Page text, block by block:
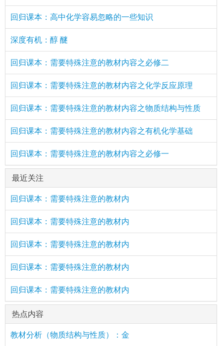
回归课本：高中化学容易忽略的一些知识
深度有机：醇 醚
回归课本：需要特殊注意的教材内容之必修二
回归课本：需要特殊注意的教材内容之化学反应原理
回归课本：需要特殊注意的教材内容之物质结构与性质
回归课本：需要特殊注意的教材内容之有机化学基础
回归课本：需要特殊注意的教材内容之必修一
最近关注
回归课本：需要特殊注意的教材内
回归课本：需要特殊注意的教材内
回归课本：需要特殊注意的教材内
回归课本：需要特殊注意的教材内
回归课本：需要特殊注意的教材内
热点内容
教材分析（物质结构与性质）：金